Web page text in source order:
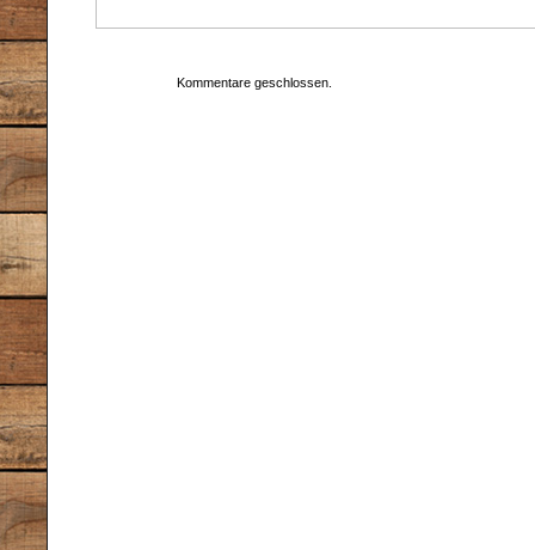
Kommentare geschlossen.